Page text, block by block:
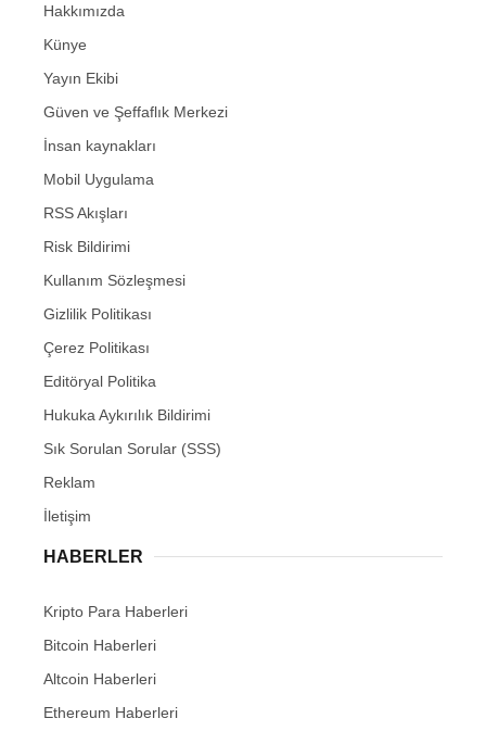
Hakkımızda
Künye
Yayın Ekibi
Güven ve Şeffaflık Merkezi
İnsan kaynakları
Mobil Uygulama
RSS Akışları
Risk Bildirimi
Kullanım Sözleşmesi
Gizlilik Politikası
Çerez Politikası
Editöryal Politika
Hukuka Aykırılık Bildirimi
Sık Sorulan Sorular (SSS)
Reklam
İletişim
HABERLER
Kripto Para Haberleri
Bitcoin Haberleri
Altcoin Haberleri
Ethereum Haberleri